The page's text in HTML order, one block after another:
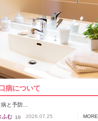
病について
と予防…
10 2026.07.25 MORE